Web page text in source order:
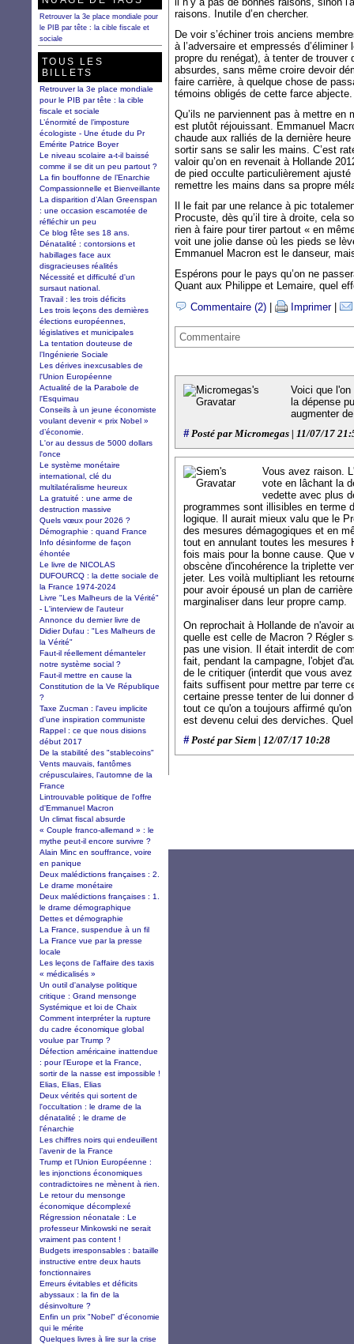
raisons. Inutile d’en chercher.
De voir s’échiner trois anciens
à l’adversaire et empressés
propre du renégat), à tenter de
absurdes, sans même croire devoir
faire carrière, à quelque chose de
témoins obligés de cette farce abjecte.
Qu’ils ne parviennent pas à mettre
est plutôt réjouissant. Emmanuel
chaude aux ralliés de la dernière
sortir sans se salir les mains. C’est
valoir qu’on en revenait à Hollande
de pied occulte particulièrement
remettre les mains dans sa propre
Il le fait par une relance à pic
Procuste, dès qu’il tire à droite, cela
rien à faire pour tirer partout « en
voit une jolie danse où les pieds se
Emmanuel Macron est le danseur,
Espérons pour le pays qu’on ne
Quant aux Philippe et Lemaire, quel
Commentaire (2)
Imprimer|
Commentaire
Voici que
la dépense
augmenter
#Posté par Micromegas | 11/07/17
Vous avez raison.
vote en lâchant la
vedette avec plus
programmes sont illisibles en terme
logique. Il aurait mieux valu que le
des mesures démagogiques et en
tout en annulant toutes les mesures
fois mais pour la bonne cause. Que
obscène d'incohérence la triplette
jeter. Les voilà multipliant les
pour avoir épousé un plan de
marginaliser dans leur propre camp.
On reprochait à Hollande de n'avoir
quelle est celle de Macron ? Régler
pas une vision. Il était interdit de
fait, pendant la campagne, l'objet
de le critiquer (interdit que vous
faits suffisent pour mettre par terre
certaine presse tenter de lui donner
tout ce qu'on a toujours affirmé
est devenu celui des derviches.
#Posté par Siem | 12/07/17 10:28
Retrouver la 3e place mondiale pour
le PIB par tête : la cible fiscale et
sociale
TOUS LES
BILLETS
Retrouver la 3e place mondiale
pour le PIB par tête : la cible
fiscale et sociale
L’énormité de l’imposture
écologiste - Une étude du Pr
Emérite Patrice Boyer
Le niveau scolaire a-t-il baissé
comme il se dit un peu partout ?
La fin bouffonne de l’Enarchie
Compassionnelle et Bienveillante
La disparition d’Alan Greenspan
: une occasion escamotée de
réfléchir un peu
Ce blog fête ses 18 ans.
Dénatalité : contorsions et
habillages face aux
disgracieuses réalités
Nécessité et difficulté d'un
sursaut national.
Travail : les trois déficits
Les trois leçons des dernières
élections européennes,
législatives et municipales
La tentation douteuse de
l’Ingénierie Sociale
Les dérives inexcusables de
l'Union Européenne
Actualité de la Parabole de
l'Esquimau
Conseils à un jeune économiste
voulant devenir « prix Nobel »
d’économie.
L'or au dessus de 5000 dollars
l'once
Le système monétaire
international, clé du
multilatéralisme heureux
La gratuité : une arme de
destruction massive
Quels vœux pour 2026 ?
Démographie : quand France
Info désinforme de façon
éhontée
Le livre de NICOLAS
DUFOURCQ : la dette sociale de
la France 1974-2024
Livre "Les Malheurs de la Vérité"
- L'interview de l'auteur
Annonce du dernier livre de
Didier Dufau : "Les Malheurs de
la Vérité"
Faut-il réellement démanteler
notre système social ?
Faut-il mettre en cause la
Constitution de la Ve République
?
Taxe Zucman : l'aveu implicite
d'une inspiration communiste
Rappel : ce que nous disions
début 2017
De la stabilité des "stablecoins"
Vents mauvais, fantômes
crépusculaires, l’automne de la
France
Lintrouvable politique de l'offre
d'Emmanuel Macron
Un climat fiscal absurde
« Couple franco-allemand » : le
mythe peut-il encore survivre ?
Alain Minc en souffrance, voire
en panique
Deux malédictions françaises : 2.
Le drame monétaire
Deux malédictions françaises : 1.
le drame démographique
Dettes et démographie
La France, suspendue à un fil
La France vue par la presse
locale
Les leçons de l’affaire des taxis
« médicalisés »
Un outil d'analyse politique
critique : Grand mensonge
Systémique et loi de Chaix
Comment interpréter la rupture
du cadre économique global
voulue par Trump ?
Défection américaine inattendue
: pour l’Europe et la France,
sortir de la nasse est impossible !
Elias, Elias, Elias
Deux vérités qui sortent de
l'occultation : le drame de la
dénatalité ; le drame de
l'énarchie
Les chiffres noirs qui endeuillent
l’avenir de la France
Trump et l’Union Européenne :
les injonctions économiques
contradictoires ne mènent à rien.
Le retour du mensonge
économique décomplexé
Régression néonatale : Le
professeur Minkowski ne serait
vraiment pas content !
Budgets irresponsables : bataille
instructive entre deux hauts
fonctionnaires
Erreurs évitables et déficits
abyssaux : la fin de la
désinvolture ?
Enfin un prix "Nobel" d'économie
qui le mérite
Quelques livres à lire sur la crise